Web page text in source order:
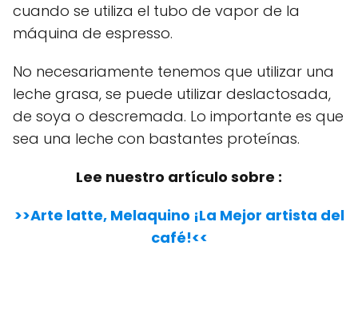
cuando se utiliza el tubo de vapor de la
máquina de espresso.
No necesariamente tenemos que utilizar una
leche grasa, se puede utilizar deslactosada,
de soya o descremada. Lo importante es que
sea una leche con bastantes proteínas.
Lee nuestro artículo sobre :
>>Arte latte, Melaquino ¡La Mejor artista del
café!<<